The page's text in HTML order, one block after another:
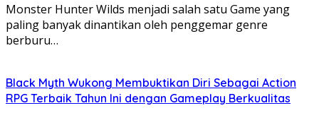
Monster Hunter Wilds menjadi salah satu Game yang
paling banyak dinantikan oleh penggemar genre
berburu…
Black Myth Wukong Membuktikan Diri Sebagai Action
RPG Terbaik Tahun Ini dengan Gameplay Berkualitas